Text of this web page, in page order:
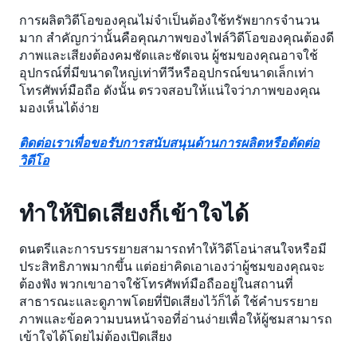
การผลิตวิดีโอของคุณไม่จำเป็นต้องใช้ทรัพยากรจำนวน
มาก สำคัญกว่านั้นคือคุณภาพของไฟล์วิดีโอของคุณต้องดี
ภาพและเสียงต้องคมชัดและชัดเจน ผู้ชมของคุณอาจใช้
อุปกรณ์ที่มีขนาดใหญ่เท่าทีวีหรืออุปกรณ์ขนาดเล็กเท่า
โทรศัพท์มือถือ ดังนั้น ตรวจสอบให้แน่ใจว่าภาพของคุณ
มองเห็นได้ง่าย
ติดต่อเราเพื่อขอรับการสนับสนุนด้านการผลิตหรือตัดต่อ
วิดีโอ
ทำให้ปิดเสียงก็เข้าใจได้
ดนตรีและการบรรยายสามารถทำให้วิดีโอน่าสนใจหรือมี
ประสิทธิภาพมากขึ้น แต่อย่าคิดเอาเองว่าผู้ชมของคุณจะ
ต้องฟัง พวกเขาอาจใช้โทรศัพท์มือถืออยู่ในสถานที่
สาธารณะและดูภาพโดยที่ปิดเสียงไว้ก็ได้ ใช้คำบรรยาย
ภาพและข้อความบนหน้าจอที่อ่านง่ายเพื่อให้ผู้ชมสามารถ
เข้าใจได้โดยไม่ต้องเปิดเสียง